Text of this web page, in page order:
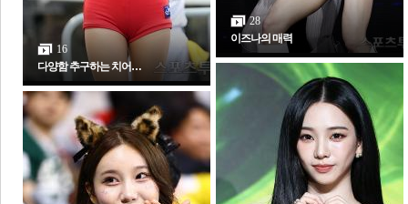
16
다양함 추구하는 치어…
28
이즈나의 매력